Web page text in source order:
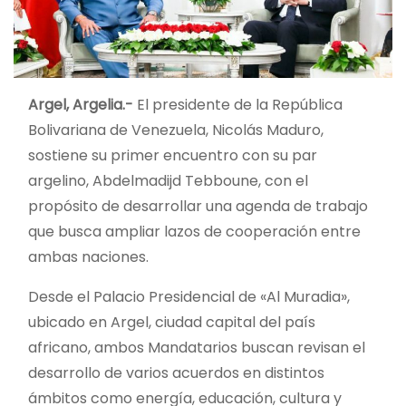
Argel, Argelia.- El presidente de la República
Bolivariana de Venezuela, Nicolás Maduro,
sostiene su primer encuentro con su par
argelino, Abdelmadijd Tebboune, con el
propósito de desarrollar una agenda de trabajo
que busca ampliar lazos de cooperación entre
ambas naciones.
Desde el Palacio Presidencial de «Al Muradia»,
ubicado en Argel, ciudad capital del país
africano, ambos Mandatarios buscan revisan el
desarrollo de varios acuerdos en distintos
ámbitos como energía, educación, cultura y